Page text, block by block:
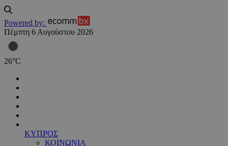
Powered by:
Πέμπτη 6 Αυγούστου 2026
26°C
ΚΥΠΡΟΣ
ΚΟΙΝΩΝΙΑ